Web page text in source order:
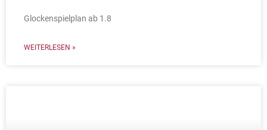
Glockenspielplan ab 1.8
WEITERLESEN »